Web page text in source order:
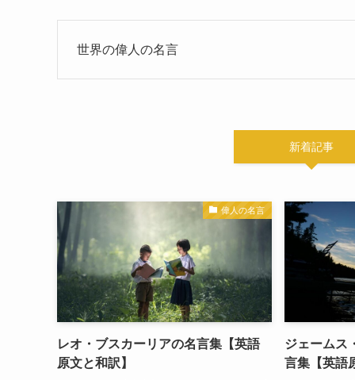
世界の偉人の名言
新着記事
偉人の名言
レオ・ブスカーリアの名言集【英語
原文と和訳】
ジェームス
言集【英語